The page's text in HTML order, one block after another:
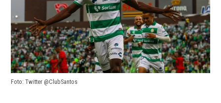
Foto: Twitter @ClubSantos